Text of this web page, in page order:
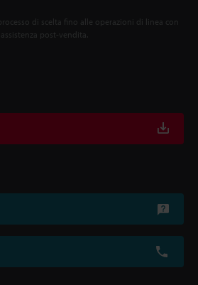
di scelta fino alle operazioni di linea con
post-vendita.